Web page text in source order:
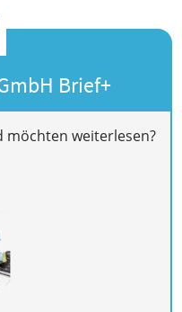
Brief+
möchten weiterlesen?